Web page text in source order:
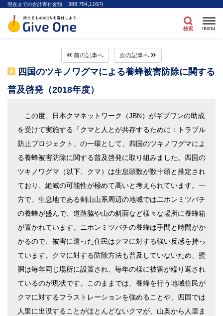
現在までの合計寄付金額 388,754,116円
検索 menu
前の記事へ 次の記事へ
四国のツキノワグマによる養蜂被害防除に関する
普及啓発（2018年度）
この度、日本クマネットワーク（JBN）がギブワンの助成
を受けて実施する「クマと人とが共存するために：トラブル
防止プロジェクト」の一環として、四国のツキノワグマによ
る養蜂被害防除に関する普及啓発に取り組みました。四国の
ツキノワグマ（以下、クマ）は生息頭数が数十頭と推定され
ており、絶滅の可能性が極めて高いと考えられています。一
方で、生息地である剣山山系周辺の地域では二ホンミツバチ
の養蜂が盛んで、道路脇や山の斜面など様々な場所に養蜂箱
が置かれています。ニホンミツバチの養蜂は手間と時間がか
かるので、被害に遭った住民はクマに対する強い反感を持っ
ています。クマに対する防除方法も普及していないため、蜜
胴は毎年同じ場所に設置され、毎年の様に被害が繰り返され
ているのが現状です。このままでは、養蜂を行う地域住民が
クマに対するフラストレーションを強めることや、四国では
人里に出没することがほとんどないクマが、山奥から人里ま